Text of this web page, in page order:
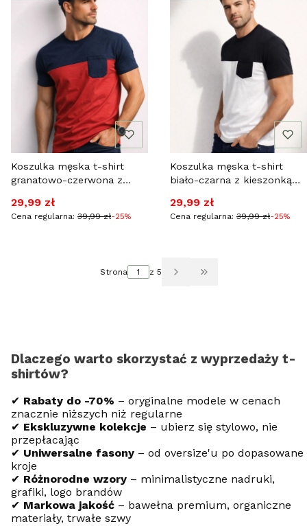
Koszulka męska t-shirt
granatowo-czerwona z
Cena promocyjna
29,99 zł
Cena regularna: 39,99 zł-25%
Koszulka męska t-shirt
biało-czarna z kieszonką
Cena promocyjna
29,99 zł
Cena regularna: 39,99 zł-25%
Strona z 5 Przejdź do ostatniej
Dlaczego warto skorzystać z wyprzedaży t-
shirtów?
✔ Rabaty do -70% – oryginalne modele w cenach
znacznie niższych niż regularne
✔ Ekskluzywne kolekcje – ubierz się stylowo, nie
przepłacając
✔ Uniwersalne fasony – od oversize'u po dopasowane
kroje
✔ Różnorodne wzory – minimalistyczne nadruki,
grafiki, logo brandów
✔ Markowa jakość – bawełna premium, organiczne
materiały, trwałe szwy